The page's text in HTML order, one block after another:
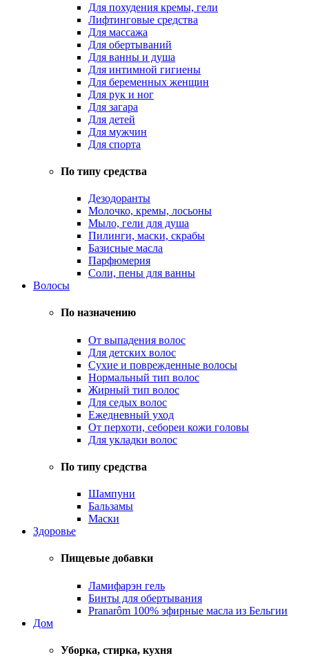
Для похудения кремы, гели
Лифтинговые средства
Для массажа
Для обертываний
Для ванны и душа
Для интимной гигиены
Для беременных женщин
Для рук и ног
Для загара
Для детей
Для мужчин
Для спорта
По типу средства
Дезодоранты
Молочко, кремы, лосьоны
Мыло, гели для душа
Пилинги, маски, скрабы
Базисные масла
Парфюмерия
Соли, пены для ванны
Волосы
По назначению
От выпадения волос
Для детских волос
Сухие и поврежденные волосы
Нормальный тип волос
Жирный тип волос
Для седых волос
Ежедневный уход
От перхоти, себореи кожи головы
Для укладки волос
По типу средства
Шампуни
Бальзамы
Маски
Здоровье
Пищевые добавки
Ламифарэн гель
Бинты для обертывания
Pranarôm 100% эфирные масла из Бельгии
Дом
Уборка, стирка, кухня